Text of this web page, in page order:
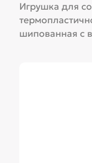
Игрушка для
шипованная с